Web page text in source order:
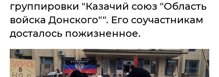
группировки "Казачий союз "Область
войска Донского"". Его соучастникам
досталось пожизненное.